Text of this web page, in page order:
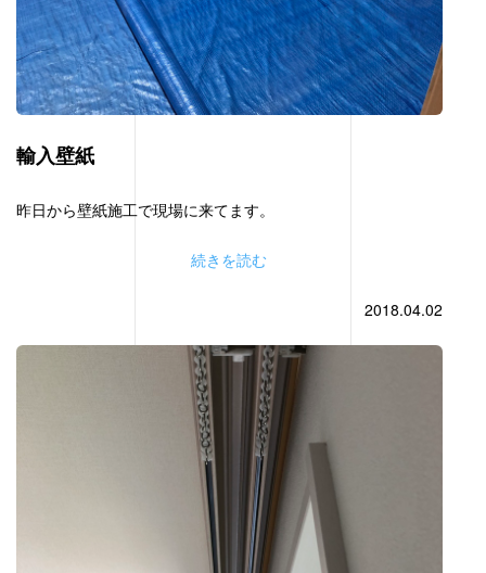
輸入壁紙
昨日から壁紙施工で現場に来てます。
続きを読む
2018.04.02